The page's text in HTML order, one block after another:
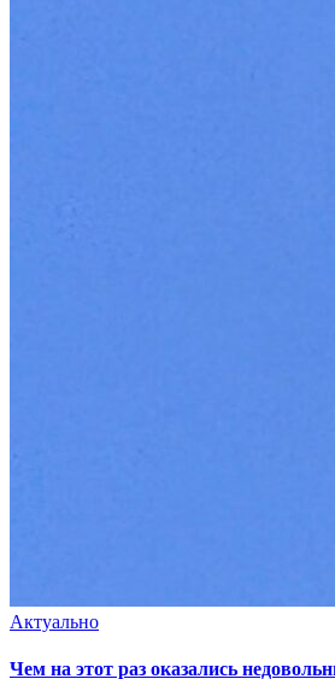
Актуально
Чем на этот раз оказались